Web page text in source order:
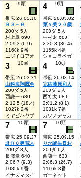
3 9頭
帯広 26.03.16
Ｂ３－９
200ダ 5人
村上章 690
2:09.3 (6.9)
1160k 9番
ニジイロアオ
4 9頭
帯広 26.03.02
菜々美２０歳
200ダ 5人
中村太 680
2:30.3 (30.4)
1155k 4番
ショコラペガ
3 10頭
帯広 26.03.21
山科海翔厩舎
200ダ 5人
西謙一 680
2:12.5 (18.4)
1027k 2番
ミヤビハヤブ
4 10頭
帯広 26.03.14
完結藤原和人
200ダ 2人
西将太 680
2:01.2 (8.1)
1031k 7番
カワノデッカ
7 10頭
帯広 25.09.27
北ＲＣ男荒木
200ダ 8人
長澤幸 640
2:06.7 (9.3)
1085k 9番
イナズマタイ
7 10頭
帯広 25.09.15
りか誕生日お
200ダ 6人
西謙一 630
2:06.3 (26.7)
1116k 3番
ガーネット